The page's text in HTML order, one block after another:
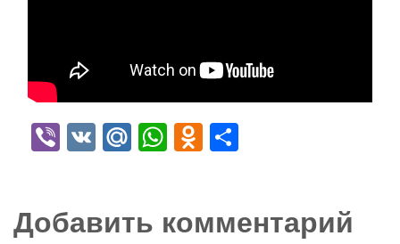
Viber
VK Mail.Ru
WhatsApp
Odnoklassniki
Добавить комментарий